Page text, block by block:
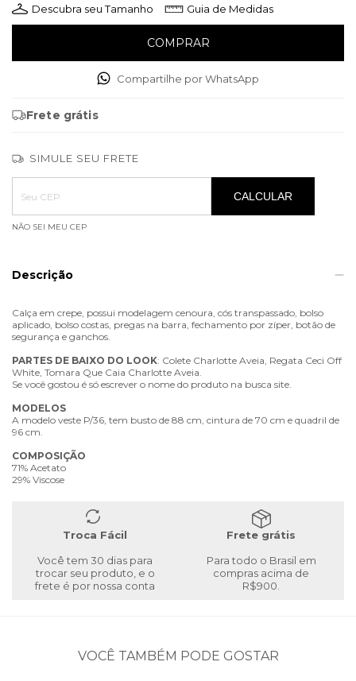
Descubra seu Tamanho Guia de Medidas
Compartilhe por WhatsApp
Frete grátis
SIMULE SEU FRETE
Entregas para o CEP:
ALTERAR CEP
CALCULAR
NÃO SEI MEU CEP
Descrição
Calça em crepe, possui modelagem cenoura, cós transpassado, bolso
aplicado, bolso costas, pregas na barra, fechamento por zíper, botão de
segurança e ganchos.
PARTES DE BAIXO DO LOOK: Colete Charlotte Aveia, Regata Ceci Off
White, Tomara Que Caia Charlotte Aveia.
Se você gostou é só escrever o nome do produto na busca site.
MODELOS
A modelo veste P/36, tem busto de 88 cm, cintura de 70 cm e quadril de
96 cm.
COMPOSIÇÃO
71% Acetato
29% Viscose
Troca Fácil
Você tem 30 dias para
trocar seu produto, e o
frete é por nossa conta
Frete grátis
Para todo o Brasil em
compras acima de
R$900.
VOCÊ TAMBÉM PODE GOSTAR